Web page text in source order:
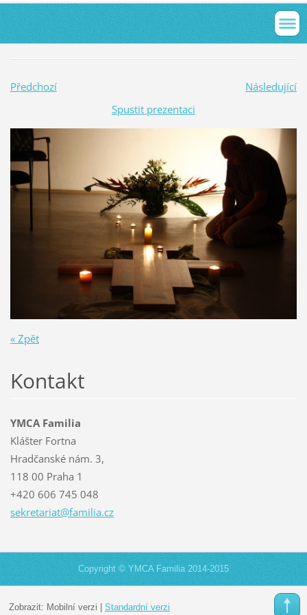
Předchozí
Následující
Spustit prezentaci
« Zpět
Kontakt
YMCA Familia
Klášter Fortna
Hradčanské nám. 3,
118 00 Praha 1
+420 606 745 048
sekretariat@familia.cz
Copyright © YMCA Familia 2014-2015
Zobrazit: Mobilní verzi | Standardní verzi